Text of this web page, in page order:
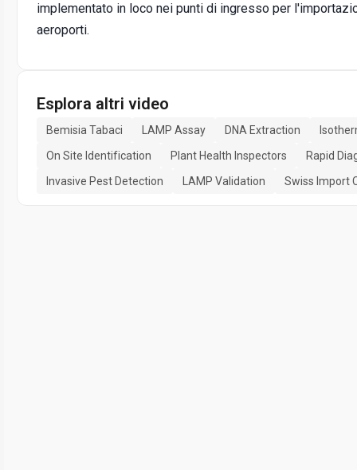
implementato in loco nei punti di ingresso per
aeroporti.
Esplora altri video
Bemisia Tabaci LAMP Assay DNA Extraction
On Site Identification
Plant Health Inspectors
Rapid
Invasive Pest Detection
LAMP Validation Swiss Import